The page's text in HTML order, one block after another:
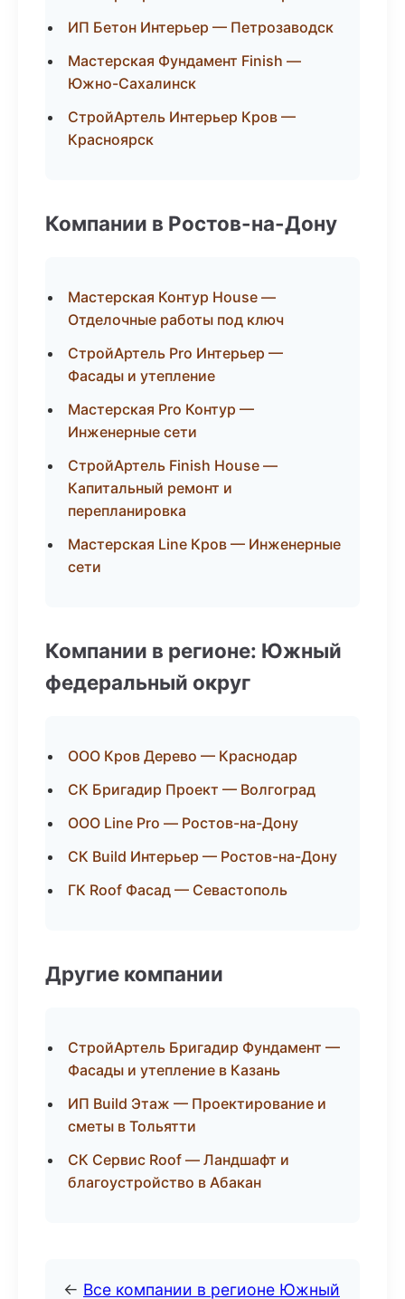
ИП Бетон Интерьер — Петрозаводск
Мастерская Фундамент Finish —
Южно-Сахалинск
СтройАртель Интерьер Кров —
Красноярск
Компании в Ростов-на-Дону
Мастерская Контур House —
Отделочные работы под ключ
СтройАртель Pro Интерьер —
Фасады и утепление
Мастерская Pro Контур —
Инженерные сети
СтройАртель Finish House —
Капитальный ремонт и
перепланировка
Мастерская Line Кров — Инженерные
сети
Компании в регионе: Южный
федеральный округ
ООО Кров Дерево — Краснодар
СК Бригадир Проект — Волгоград
ООО Line Pro — Ростов-на-Дону
СК Build Интерьер — Ростов-на-Дону
ГК Roof Фасад — Севастополь
Другие компании
СтройАртель Бригадир Фундамент —
Фасады и утепление в Казань
ИП Build Этаж — Проектирование и
сметы в Тольятти
СК Сервис Roof — Ландшафт и
благоустройство в Абакан
← Все компании в регионе Южный